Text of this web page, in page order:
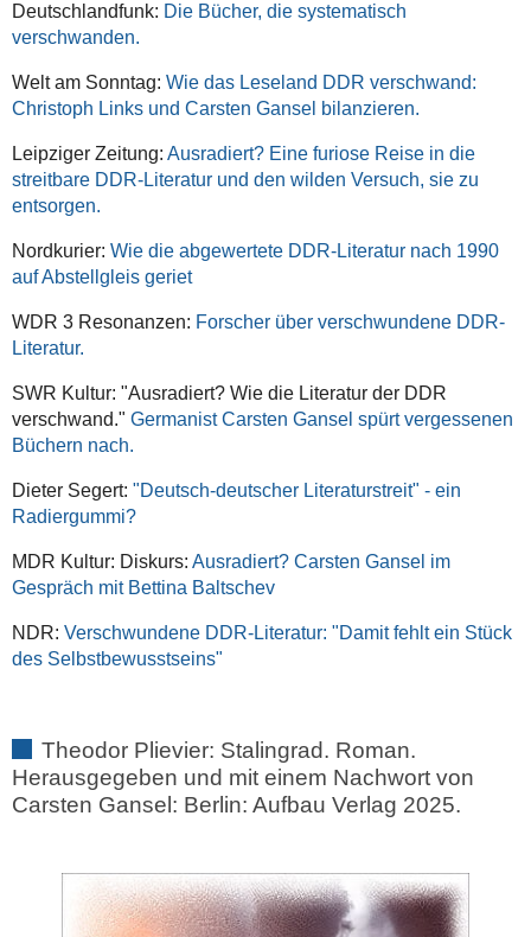
Deutschlandfunk: Die Bücher, die systematisch
verschwanden.
Welt am Sonntag: Wie das Leseland DDR verschwand:
Christoph Links und Carsten Gansel bilanzieren.
Leipziger Zeitung: Ausradiert? Eine furiose Reise in die
streitbare DDR-Literatur und den wilden Versuch, sie zu
entsorgen.
Nordkurier: Wie die abgewertete DDR-Literatur nach 1990
auf Abstellgleis geriet
WDR 3 Resonanzen: Forscher über verschwundene DDR-
Literatur.
SWR Kultur: "Ausradiert? Wie die Literatur der DDR
verschwand." Germanist Carsten Gansel spürt vergessenen
Büchern nach.
Dieter Segert: "Deutsch-deutscher Literaturstreit" - ein
Radiergummi?
MDR Kultur: Diskurs: Ausradiert? Carsten Gansel im
Gespräch mit Bettina Baltschev
NDR: Verschwundene DDR-Literatur: "Damit fehlt ein Stück
des Selbstbewusstseins"
Theodor Plievier: Stalingrad. Roman.
Herausgegeben und mit einem Nachwort von
Carsten Gansel: Berlin: Aufbau Verlag 2025.